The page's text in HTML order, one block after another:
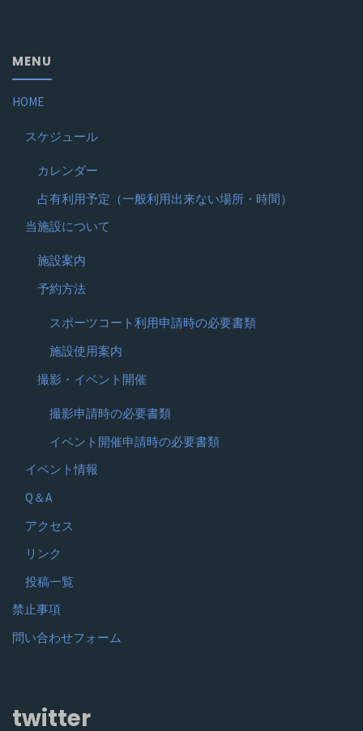
MENU
HOME
スケジュール
カレンダー
占有利用予定（一般利用出来ない場所・時間）
当施設について
施設案内
予約方法
スポーツコート利用申請時の必要書類
施設使用案内
撮影・イベント開催
撮影申請時の必要書類
イベント開催申請時の必要書類
イベント情報
Q＆A
アクセス
リンク
投稿一覧
禁止事項
問い合わせフォーム
twitter